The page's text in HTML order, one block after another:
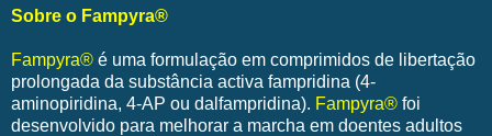
Sobre o Fampyra®
Fampyra® é uma formulação em comprimidos de libertação
prolongada da substância activa fampridina (4-
aminopiridina, 4-AP ou dalfampridina). Fampyra® foi
desenvolvido para melhorar a marcha em doentes adultos